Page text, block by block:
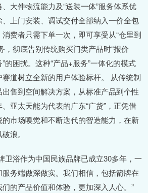
大件物流能力及“送装一体”服务体系优
上门安装、调试交付全部纳入一价全包
费者只需下单一次，即可享受从“仓里到
，彻底告别传统购买门类产品时“报价
的困扰。这种“产品+服务”一体化的模式
道树立全新的用户体验标杆。 从传统制
售到空间解决方案，从标准产品到个性
亚太天能为代表的广东“广货”，正凭借
市场嗅觉和不断迭代的智造能力，在新
浪。
卫浴作为中国民族品牌已成立30多年，一
务端做深做实。我们相信，包括箭牌在
的产品价值和体验，更加深入人心。”